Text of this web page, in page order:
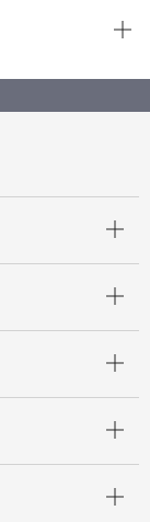
一度に捨てた
現在